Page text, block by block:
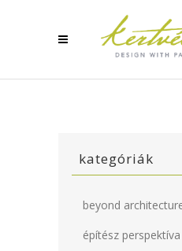
kategóriák
beyond
építész perspektíva